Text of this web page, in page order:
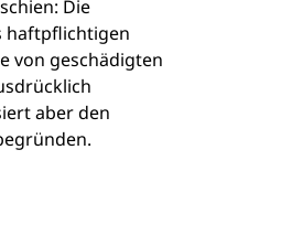
Die
haftpflichtigen
von geschädigten
aber den